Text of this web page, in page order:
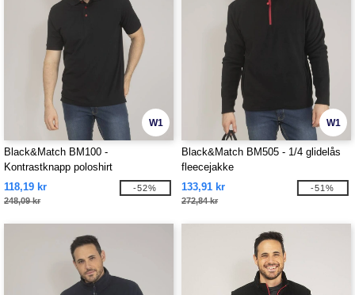
W1
Black&Match BM100 -
Kontrastknapp poloshirt
118,19 kr
248,09 kr
-52%
W1
Black&Match BM505 - 1/4 glidelås
fleecejakke
133,91 kr
272,84 kr
-51%